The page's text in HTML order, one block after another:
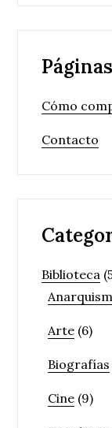
Páginas
Cómo
Contacto
Biblioteca
Arte (6)
Biografías
Cine (9)